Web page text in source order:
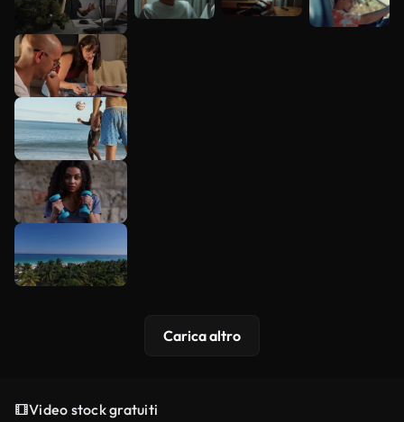
Carica altro
Video stock gratuiti